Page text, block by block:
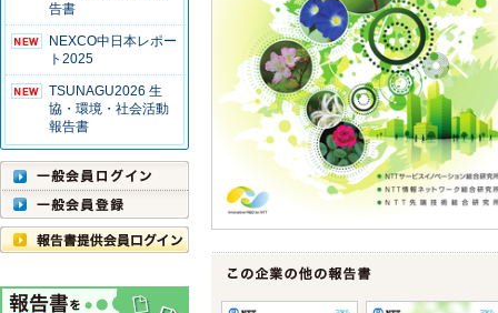
告書
NEXCO中日本レポー
ト2025
TSUNAGU2026 生
協・環境・社会活動
報告書